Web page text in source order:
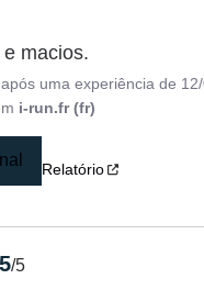
macios.
, após uma experiência de
i-run.fr (fr)
Relatório
5/5